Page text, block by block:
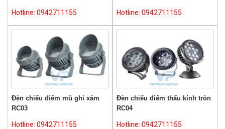
Hotline: 0942711155 Hotline: 0942711155
Đèn chiếu điểm mũ ghi xám
RC03
Hotline: 0942711155
Đèn chiếu điểm thấu kính tròn
RC04
Hotline: 0942711155